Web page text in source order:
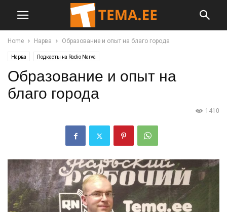
Home Нарва Образование и опыт на благо города
Нарва Подкасты на Radio Narva
Образование и опыт на
благо города
1410